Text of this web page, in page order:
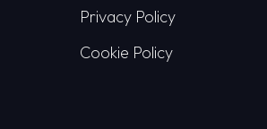
Privacy Policy
Cookie Policy